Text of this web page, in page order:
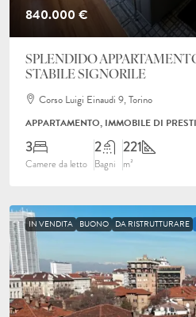
840.000 €
SPLENDIDO
STABILE SIGNORILE
Corso Luigi Einaudi 9, Torino
APPARTAMENTO, IMMOBILE DI
3
Camere da letto
2
Bagni
221
m²
IN VENDITA BUONO DA RISTRUTTURARE